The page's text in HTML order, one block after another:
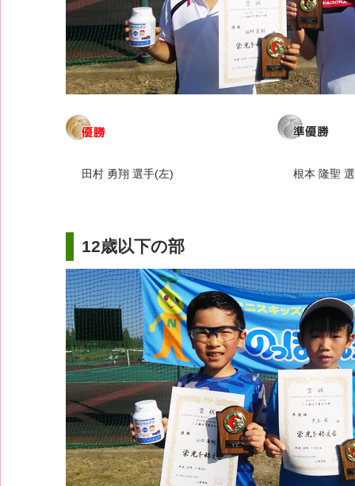
田村 勇翔 選手(左) 根本 隆聖
12歳以下の部